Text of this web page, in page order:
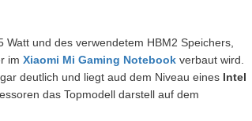
und des verwendetem HBM2 Speichers,
im Xiaomi Mi Gaming Notebook verbaut wird.
deutlich und liegt aud dem Niveau eines Intel
das Topmodell darstell auf dem